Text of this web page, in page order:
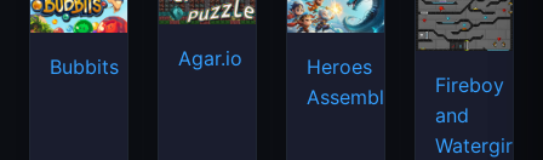
Bubbits Agar.io
Heroes
Assemble
Fireboy
and
Watergirl